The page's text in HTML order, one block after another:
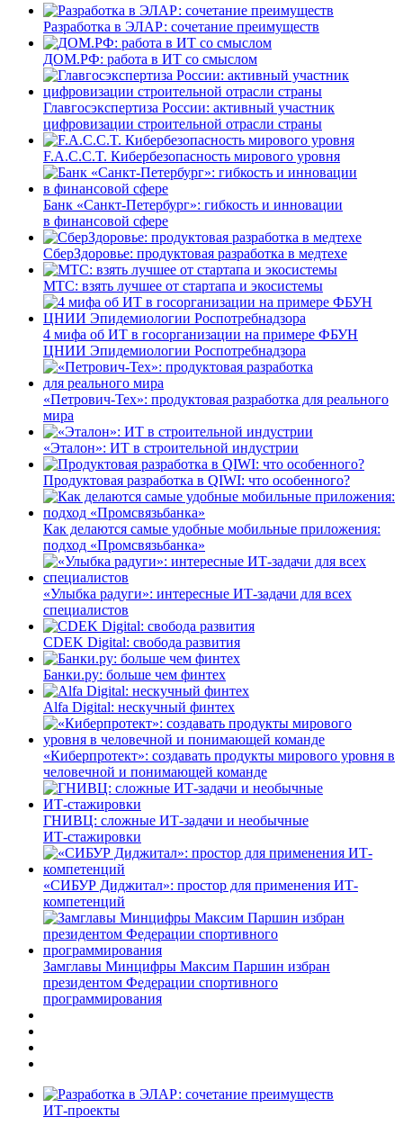
Разработка в ЭЛАР: сочетание преимуществ
ДОМ.РФ: работа в ИТ со смыслом
Главгосэкспертиза России: активный участник
цифровизации строительной отрасли страны
F.A.C.C.T. Кибербезопасность мирового уровня
Банк «Санкт-Петербург»: гибкость и инновации
в финансовой сфере
СберЗдоровье: продуктовая разработка в медтехе
МТС: взять лучшее от стартапа и экосистемы
4 мифа об ИТ в госорганизации на примере ФБУН
ЦНИИ Эпидемиологии Роспотребнадзора
«Петрович-Тех»: продуктовая разработка для реального
мира
«Эталон»: ИТ в строительной индустрии
Продуктовая разработка в QIWI: что особенного?
Как делаются самые удобные мобильные приложения:
подход «Промсвязьбанка»
«Улыбка радуги»: интересные ИТ-задачи для всех
специалистов
CDEK Digital: свобода развития
Банки.ру: больше чем финтех
Alfa Digital: нескучный финтех
«Киберпротект»: создавать продукты мирового уровня в
человечной и понимающей команде
ГНИВЦ: сложные ИТ‑задачи и необычные
ИТ‑стажировки
«СИБУР Диджитал»: простор для применения ИТ-
компетенций
Замглавы Минцифры Максим Паршин избран
президентом Федерации спортивного
программирования
ИТ-проекты